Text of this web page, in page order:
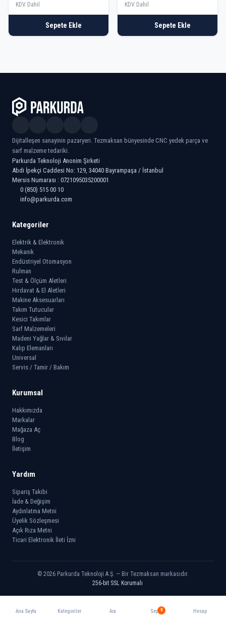
KDV Dahil
Sepete Ekle
KDV Dahil
Sepete Ekle
Dijitalleşen sanayinin pazaryeri. Tezmaksan bünyesinde CNC yedek parça ve
sarf malzeme tedariki.
Parkurda Teknoloji Anonim Şirketi
Abdi İpekçi Caddesi No: 129, 34040 Bayrampaşa / İstanbul
Mersis Numarası : 0721095035200001
0 (850) 515 00 10
info@parkurda.com
Kategoriler
Elektrik & Elektronik
Mekanik
Endüstriyel Otomasyon
Rulman
Test & Ölçüm Aletleri
Hırdavat & El Aletleri
Makine Aksesuarları
Takım Tutucular
Kesici Takımlar
Sarf Malzemeleri
Madeni Yağlar & Sıvılar
Kalıp Elemanları
Universal
Servis / Tamir / Bakım
Kurumsal
Hakkımızda
Markalar
Mağaza Aç
Blog
İletişim
Yardım
Sipariş Takibi
İade & Değişim
Aydınlatma Metni
Üyelik Sözleşmesi
Açık Rıza Metni
Ticari Elektronik İleti İzni
© 2026 Parkurda Teknoloji A.Ş. — Bir Tezmaksan markasıdır.
256-bit SSL Korumalı
Ana Sayfa Kategoriler Ara 0
Sepet Hesap